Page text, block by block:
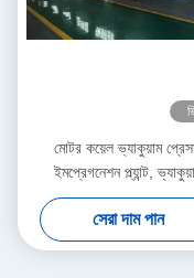
মোটর কয়েল ভ্যাকুয়াম
ইমপ্রেগনেশন প্ল্যান্ট,
ইমপ্রেগনেশন প্রসেস
সেরা দাম পান